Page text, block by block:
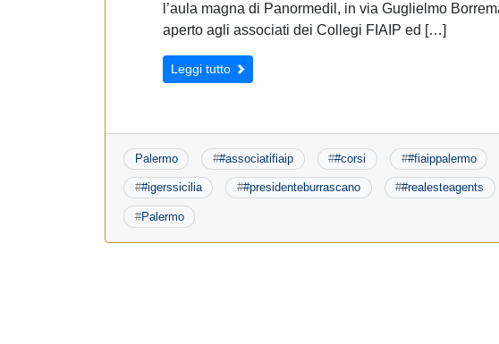
l’aula magna di Panormedil, in via Guglielmo
aperto agli associati dei Collegi FIAIP ed […]
Leggi tutto
Palermo ##associatifiaip ##corsi ##fiaippalermo
##igerssicilia ##presidenteburrascano ##realesteagents
#Palermo